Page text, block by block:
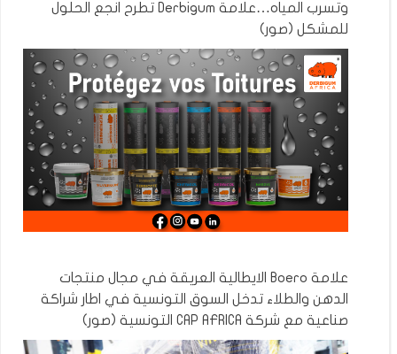
وتسرب المياه…علامة Derbigum تطرح انجع الحلول
للمشكل (صور)
علامة Boero الايطالية العريقة في مجال منتجات
الدهن والطلاء تدخل السوق التونسية في اطار شراكة
صناعية مع شركة CAP AFRICA التونسية (صور)